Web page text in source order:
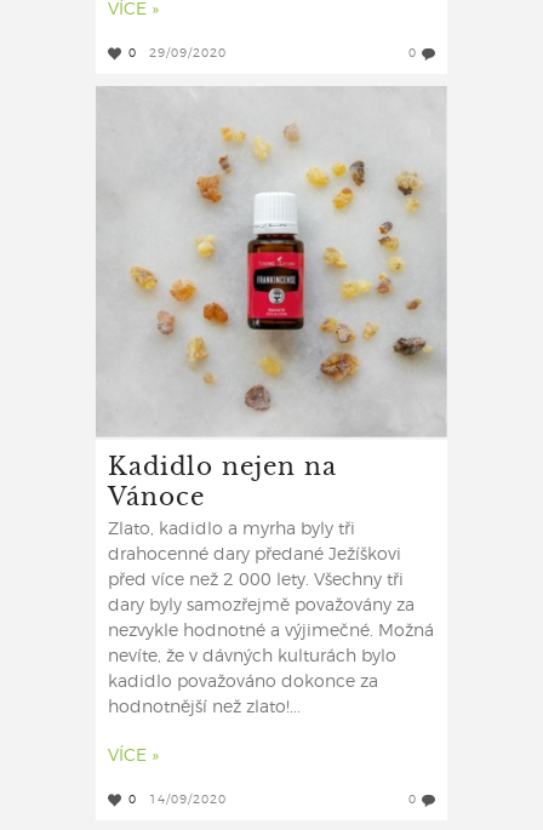
VÍCE »
0 29/09/2020 0
Kadidlo nejen na
Vánoce
Zlato, kadidlo a myrha byly tři
drahocenné dary předané Ježíškovi
před více než 2 000 lety. Všechny tři
dary byly samozřejmě považovány za
nezvykle hodnotné a výjimečné. Možná
nevíte, že v dávných kulturách bylo
kadidlo považováno dokonce za
hodnotnější než zlato!...
VÍCE »
0 14/09/2020 0